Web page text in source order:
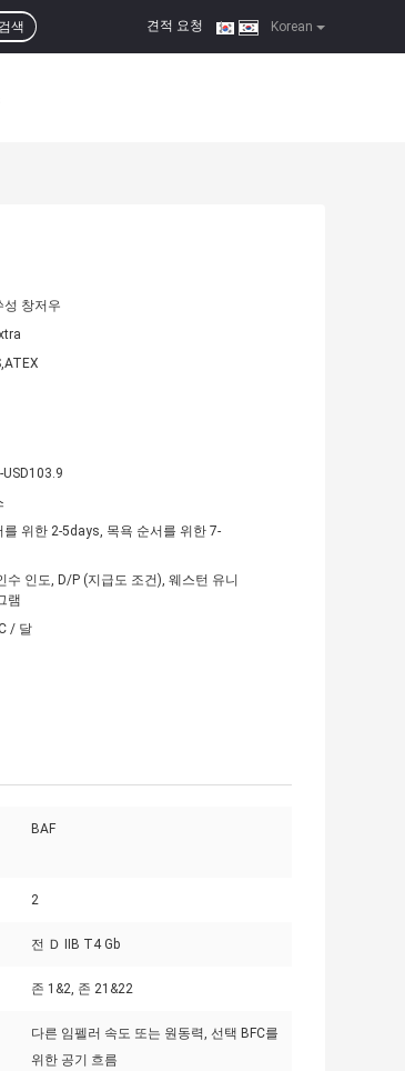
Korean
견적 요청 |
검색
성 창저우
USD103.9
를 위한 2-5days, 목욕 순서를 위한 7-
수 인도, D/P (지급도 조건), 웨스턴 유니
램
/ 달
BAF
2
전 Ｄ IIB T4 Gb
존 1&2, 존 21&22
다른 임펠러 속도 또는 원동력, 선택 BFC를
위한 공기 흐름